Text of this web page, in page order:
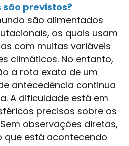
previstos?
são alimentados
os quais usam
com muitas variáveis
climáticos. No entanto,
a rota exata de um
antecedência continua
A dificuldade está em
precisos sobre os
observações diretas,
que está acontecendo